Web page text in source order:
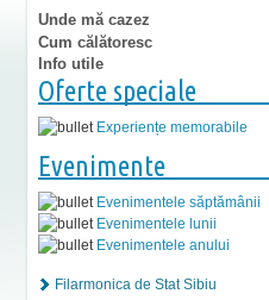
Unde mă cazez
Cum călătoresc
Info utile
Oferte speciale
Experiențe memorabile
Evenimente
Evenimentele săptămânii
Evenimentele lunii
Evenimentele anului
Filarmonica de Stat Sibiu